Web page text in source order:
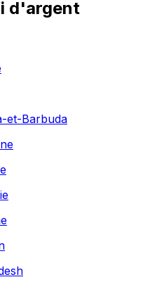
d'argent
et-Barbuda